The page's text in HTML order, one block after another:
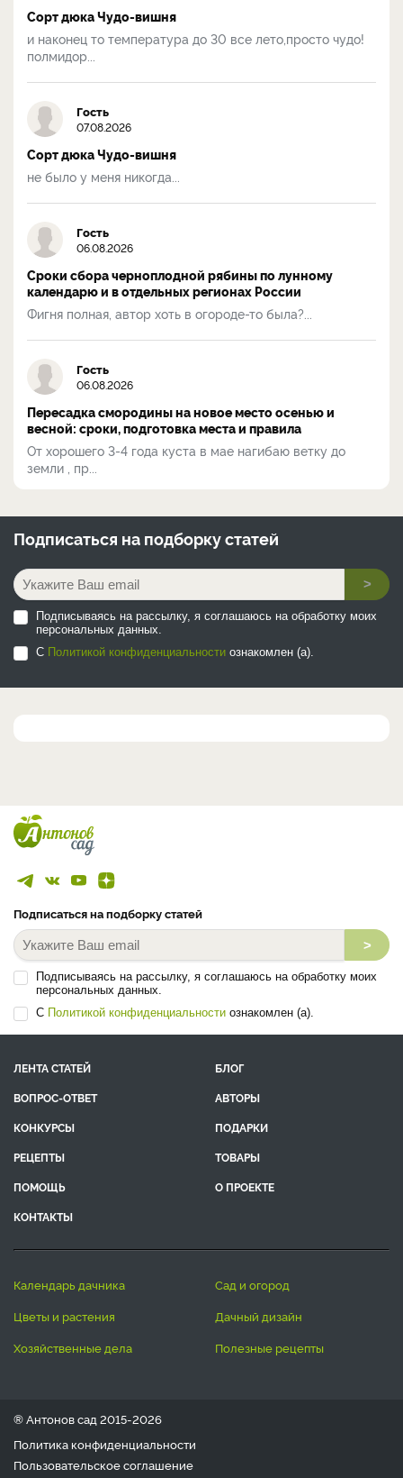
Сорт дюка Чудо-вишня
и наконец то температура до 30 все лето,просто чудо!
полмидор...
Гость
07.08.2026
Сорт дюка Чудо-вишня
не было у меня никогда...
Гость
06.08.2026
Сроки сбора черноплодной рябины по лунному
календарю и в отдельных регионах России
Фигня полная, автор хоть в огороде-то была?...
Гость
06.08.2026
Пересадка смородины на новое место осенью и
весной: сроки, подготовка места и правила
От хорошего 3-4 года куста в мае нагибаю ветку до
земли , пр...
Подписаться на подборку статей
>
Подписываясь на рассылку, я соглашаюсь на обработку моих
персональных данных.
С Политикой конфиденциальности ознакомлен (а).
Подписаться на подборку статей
>
Подписываясь на рассылку, я соглашаюсь на обработку моих
персональных данных.
С Политикой конфиденциальности ознакомлен (а).
ЛЕНТА СТАТЕЙ
БЛОГ
ВОПРОС-ОТВЕТ
АВТОРЫ
КОНКУРСЫ
ПОДАРКИ
РЕЦЕПТЫ
ТОВАРЫ
ПОМОЩЬ
О ПРОЕКТЕ
КОНТАКТЫ
календарь дачника
сад и огород
цветы и растения
дачный дизайн
хозяйственные дела
полезные рецепты
® Антонов сад 2015-2026
Политика конфиденциальности
Пользовательское соглашение